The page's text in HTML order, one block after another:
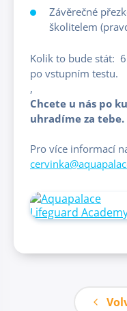
Závěrečné
školitelem
Kolik to bude stát:
po vstupním testu.
,
Chcete u nás po
uhradíme za tebe.
Pro více informací